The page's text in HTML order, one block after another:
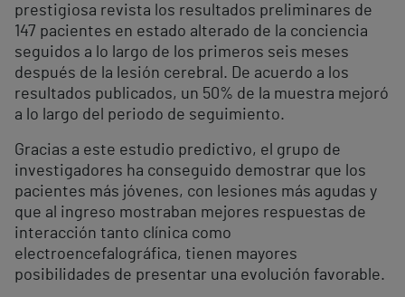
prestigiosa revista los resultados preliminares de
147 pacientes en estado alterado de la conciencia
seguidos a lo largo de los primeros seis meses
después de la lesión cerebral. De acuerdo a los
resultados publicados, un 50% de la muestra mejoró
a lo largo del periodo de seguimiento.
Gracias a este estudio predictivo, el grupo de
investigadores ha conseguido demostrar que los
pacientes más jóvenes, con lesiones más agudas y
que al ingreso mostraban mejores respuestas de
interacción tanto clínica como
electroencefalográfica, tienen mayores
posibilidades de presentar una evolución favorable.